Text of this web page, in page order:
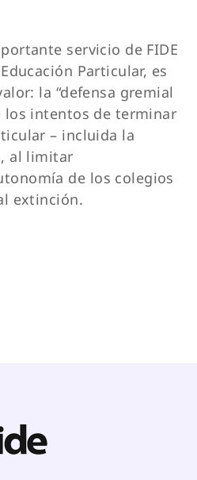
servicio de FIDE
Particular, es
la “defensa gremial
los intentos de terminar
– incluida la
al limitar
de los colegios
extinción.